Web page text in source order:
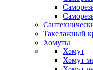
Такелажный
Хомуты
Хомут
Хомут